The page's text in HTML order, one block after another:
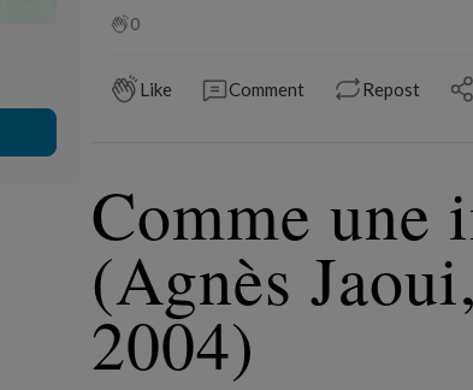
0
Like Comment Repost
Comme une
(Agnès Jaoui,
2004)